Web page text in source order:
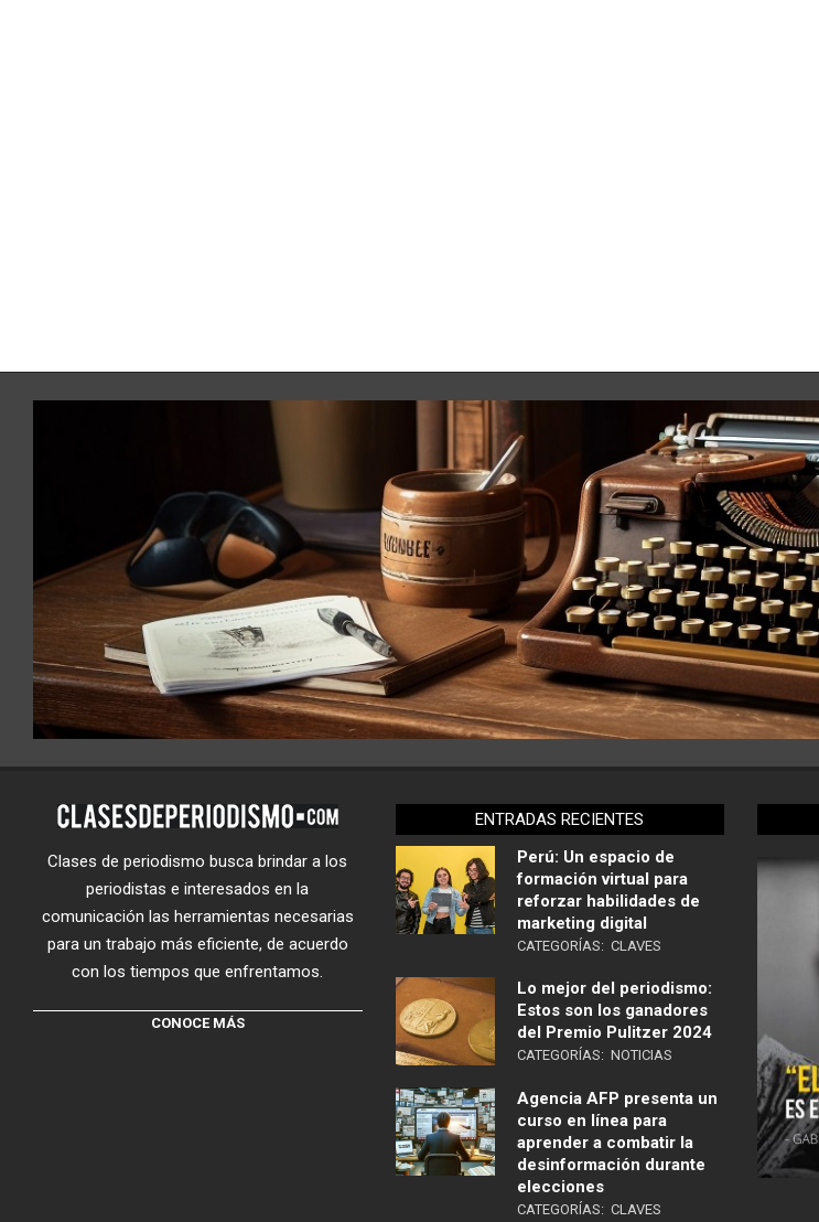
Clases de periodismo busca brindar a los
periodistas e interesados en la
comunicación las herramientas necesarias
para un trabajo más eficiente, de acuerdo
con los tiempos que enfrentamos.
CONOCE MÁS
ENTRADAS RECIENTES
Perú: Un espacio de
formación virtual para
reforzar habilidades de
marketing digital
CATEGORÍAS: CLAVES
Lo mejor del periodismo:
Estos son los ganadores
del Premio Pulitzer 2024
CATEGORÍAS: NOTICIAS
Agencia AFP presenta un
curso en línea para
aprender a combatir la
desinformación durante
elecciones
CATEGORÍAS: CLAVES